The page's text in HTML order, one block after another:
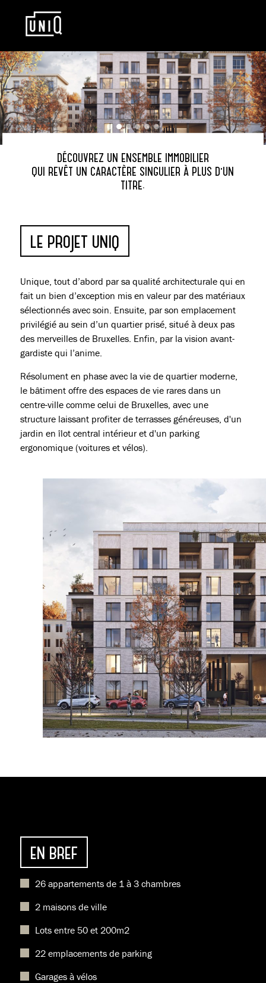
DÉCOUVREZ UN ENSEMBLE IMMOBILIER
QUI REVÊT UN CARACTÈRE SINGULIER À PLUS D’UN
TITRE.
LE PROJET UNIQ
Unique, tout d’abord par sa qualité architecturale qui en
fait un bien d’exception mis en valeur par des matériaux
sélectionnés avec soin. Ensuite, par son emplacement
privilégié au sein d’un quartier prisé, situé à deux pas
des merveilles de Bruxelles. Enfin, par la vision avant-
gardiste qui l’anime.
Résolument en phase avec la vie de quartier moderne,
le bâtiment offre des espaces de vie rares dans un
centre-ville comme celui de Bruxelles, avec une
structure laissant profiter de terrasses généreuses, d'un
jardin en îlot central intérieur et d'un parking
ergonomique (voitures et vélos).
EN BREF
26 appartements de 1 à 3 chambres
2 maisons de ville
Lots entre 50 et 200m2
22 emplacements de parking
Garages à vélos